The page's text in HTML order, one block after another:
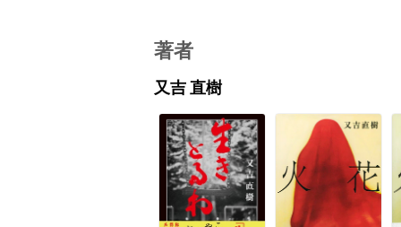
著者
又吉 直樹